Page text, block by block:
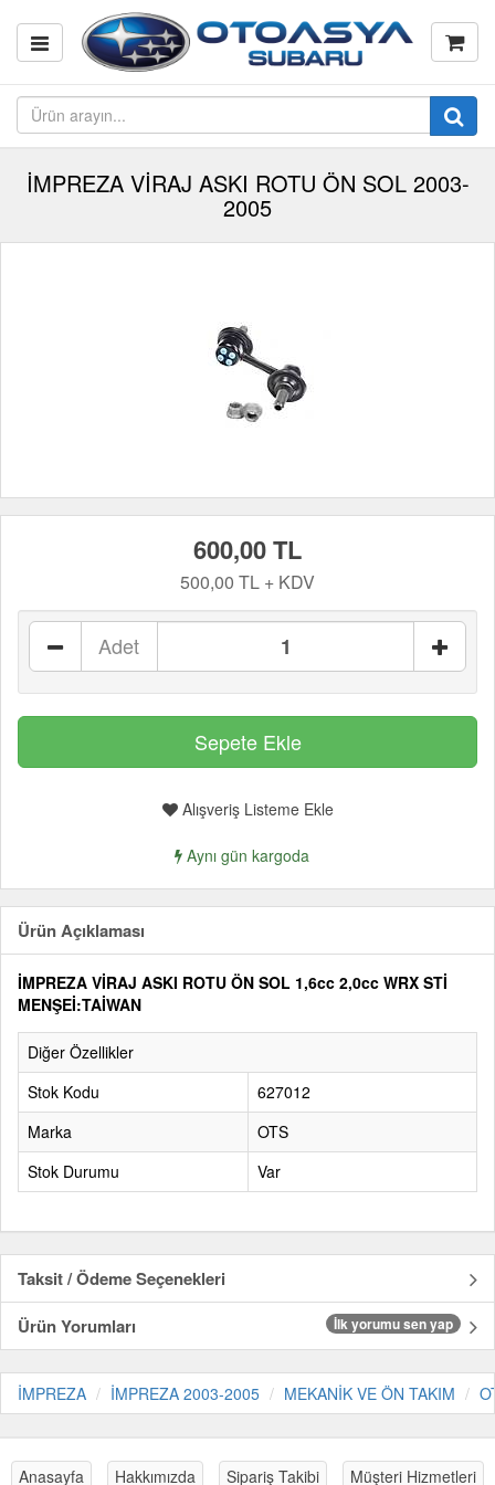
İMPREZA VİRAJ ASKI ROTU ÖN SOL 2003-
2005
600,00 TL
500,00 TL + KDV
Adet
Alışveriş Listeme Ekle
Aynı gün kargoda
Ürün Açıklaması
İMPREZA VİRAJ ASKI ROTU ÖN SOL 1,6cc 2,0cc WRX STİ
MENŞEİ:TAİWAN
Diğer Özellikler
Stok Kodu
627012
Marka
OTS
Stok Durumu
Var
Taksit / Ödeme Seçenekleri
Ürün Yorumları
İlk yorumu sen yap
İMPREZA İMPREZA 2003-2005 MEKANİK VE ÖN TAKIM
Anasayfa Hakkımızda Sipariş Takibi Müşteri Hizmetleri